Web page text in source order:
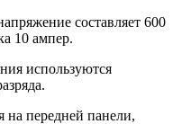
составляет 600
10 ампер.
используются
на передней панели,